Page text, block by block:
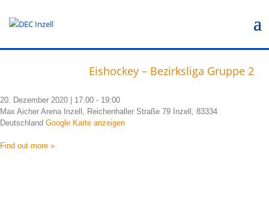
Eishockey – Bezirksliga Gruppe 2
20. Dezember 2020 | 17:00 - 19:00
Max Aicher Arena Inzell, Reichenhaller Straße 79 Inzell, 83334
Deutschland Google Karte anzeigen
Find out more »